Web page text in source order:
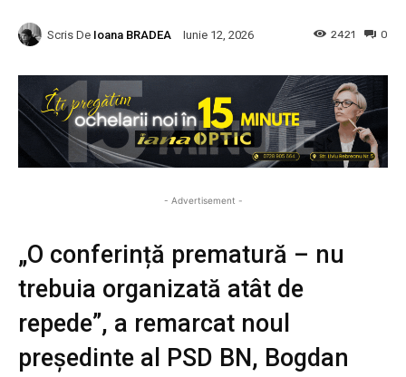
Scris De Ioana BRADEA Iunie 12, 2026 0
2421
- Advertisement -
„O conferință prematură – nu
trebuia organizată atât de
repede”, a remarcat noul
președinte al PSD BN, Bogdan